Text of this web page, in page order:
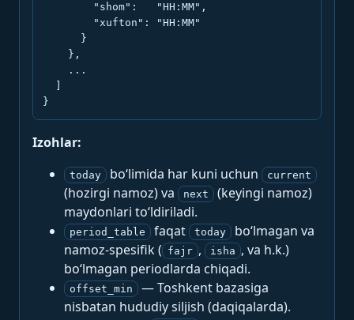
        "shom":   "HH:MM",
        "xufton": "HH:MM"
      }
    },
    ...
}
Izohlar:
today bo‘limida har kuni uchun current
(hozirgi namoz) va next
(keyingi namoz)
maydonlari to‘ldiriladi.
period_table faqat today
bo‘lmagan va
namoz-spesifik ( fajr , isha , va h.k.)
bo‘lmagan periodlarda chiqadi.
offset_min
— Toshkent bazasiga
nisbatan hududiy siljish (daqiqalarda).